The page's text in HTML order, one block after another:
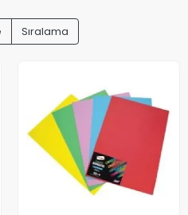
Sıralama